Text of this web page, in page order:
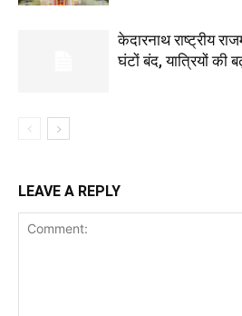
केदारनाथ राष्ट्रीय
घंटों बंद, यात्रियों की
LEAVE A REPLY